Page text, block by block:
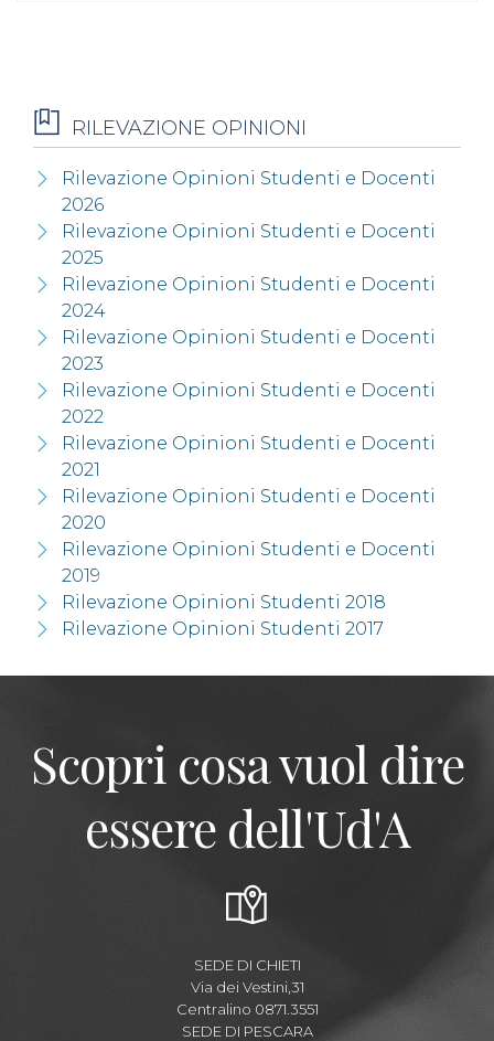
RILEVAZIONE OPINIONI
Rilevazione Opinioni Studenti e Docenti
2026
Rilevazione Opinioni Studenti e Docenti
2025
Rilevazione Opinioni Studenti e Docenti
2024
Rilevazione Opinioni Studenti e Docenti
2023
Rilevazione Opinioni Studenti e Docenti
2022
Rilevazione Opinioni Studenti e Docenti
2021
Rilevazione Opinioni Studenti e Docenti
2020
Rilevazione Opinioni Studenti e Docenti
2019
Rilevazione Opinioni Studenti 2018
Rilevazione Opinioni Studenti 2017
Scopri cosa vuol dire
essere dell'Ud'A
SEDE DI CHIETI
Via dei Vestini,31
Centralino 0871.3551
SEDE DI PESCARA